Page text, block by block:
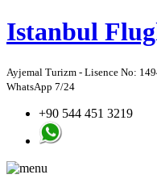
Istanbul
Ayjemal Turizm - Lisence No:
WhatsApp 7/24
+90 544 451 3219